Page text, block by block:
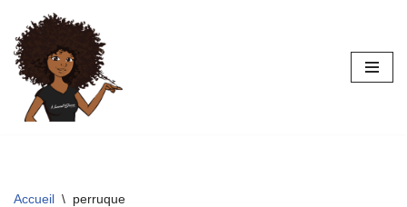
Aller
au
contenu
Accueil \ perruque